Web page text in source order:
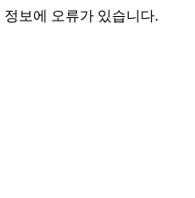
정보에 오류가 있습니다.